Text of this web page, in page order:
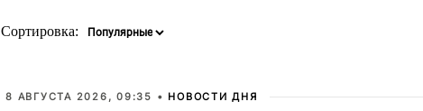
Сортировка:
8 АВГУСТА 2026, 09:35 • НОВОСТИ ДНЯ